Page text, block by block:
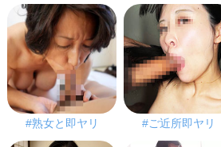
#熟女と即ヤリ #ご近所即ヤリ